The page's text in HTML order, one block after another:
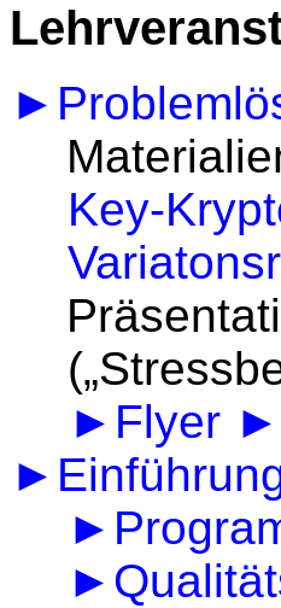
Key-
►Flyer